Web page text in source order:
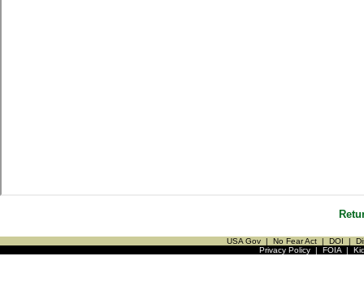
USA Gov | No Fear Act | DOI |
Privacy Policy| FOIA|